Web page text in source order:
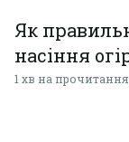
Як
насіння
1 хв на прочитання